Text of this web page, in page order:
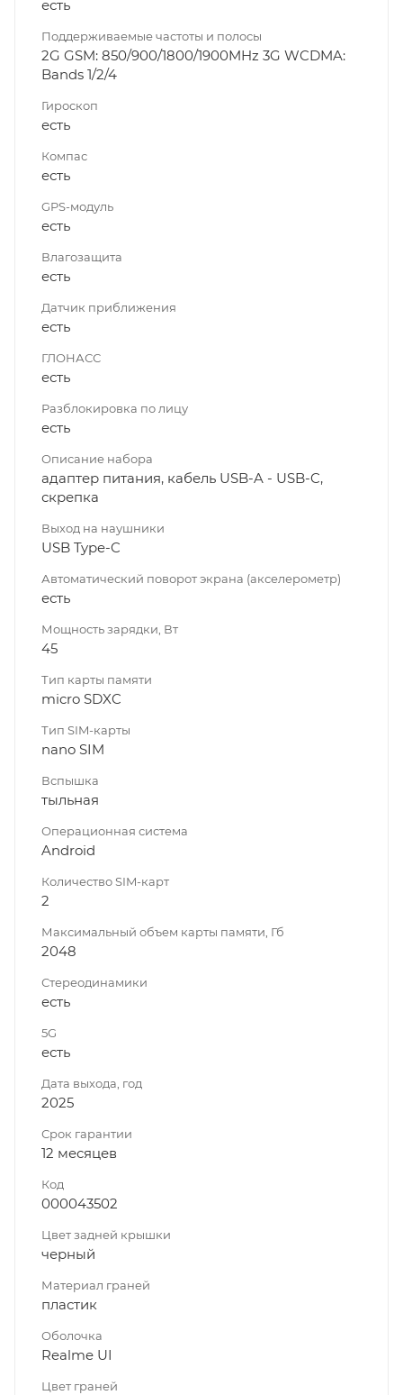
есть
Поддерживаемые частоты и полосы
2G GSM: 850/900/1800/1900MHz 3G WCDMA:
Bands 1/2/4
Гироскоп
есть
Компас
есть
GPS-модуль
есть
Влагозащита
есть
Датчик приближения
есть
ГЛОНАСС
есть
Разблокировка по лицу
есть
Описание набора
адаптер питания, кабель USB-A - USB-C,
скрепка
Выход на наушники
USB Type-C
Автоматический поворот экрана (акселерометр)
есть
Мощность зарядки, Вт
45
Тип карты памяти
micro SDXC
Тип SIM-карты
nano SIM
Вспышка
тыльная
Операционная система
Android
Количество SIM-карт
2
Максимальный объем карты памяти, Гб
2048
Стереодинамики
есть
5G
есть
Дата выхода, год
2025
Срок гарантии
12 месяцев
Код
000043502
Цвет задней крышки
черный
Материал граней
пластик
Оболочка
Realme UI
Цвет граней